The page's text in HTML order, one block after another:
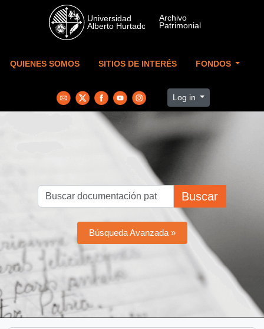
Skip to main content
QUIENES SOMOS SITIOS DE INTERÉS FONDOS
Log in
Buscar
Búsqueda Avanzada »